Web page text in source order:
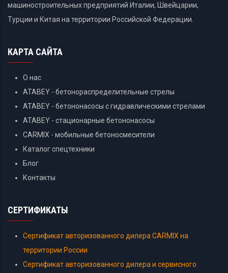
машиностроительных предприятий Италии, Швейцарии,
Турции и Китая на территории Российской Федерации.
КАРТА САЙТА
О нас
ATABEY - бетонораспределительные стрелы
ATABEY - бетононасосы с гидравлическими стрелами
ATABEY - стационарные бетононасосы
CARMIX - мобильные бетоносмесители
Каталог спецтехники
Блог
Контакты
СЕРТИФИКАТЫ
Сертификат авторизованного дилера CARMIX на
территории России
Сертификат авторизованного дилера и сервисного